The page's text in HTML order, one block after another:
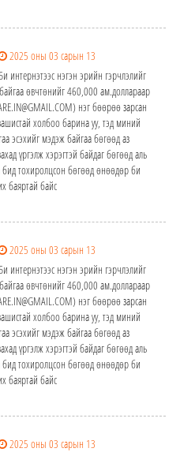
2025 оны 03 сарын 13
нэгэн эрийн гэрчлэлийг
өвчтөнийг 460,000 ам.доллараар
нэг бөөрөө зарсан
холбоо барина уу, тэд миний
эсэхийг мэдэж байгаа бөгөөд аз
үргэлж хэрэгтэй байдаг бөгөөд аль
бид тохиролцсон бөгөөд өнөөдөр би
баяртай байс
2025 оны 03 сарын 13
нэгэн эрийн гэрчлэлийг
өвчтөнийг 460,000 ам.доллараар
нэг бөөрөө зарсан
холбоо барина уу, тэд миний
эсэхийг мэдэж байгаа бөгөөд аз
үргэлж хэрэгтэй байдаг бөгөөд аль
бид тохиролцсон бөгөөд өнөөдөр би
баяртай байс
2025 оны 03 сарын 13